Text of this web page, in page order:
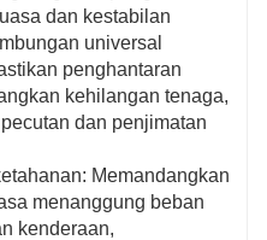
dan kestabilan
universal
penghantaran
kehilangan tenaga,
dan penjimatan
Memandangkan
menanggung beban
kenderaan,